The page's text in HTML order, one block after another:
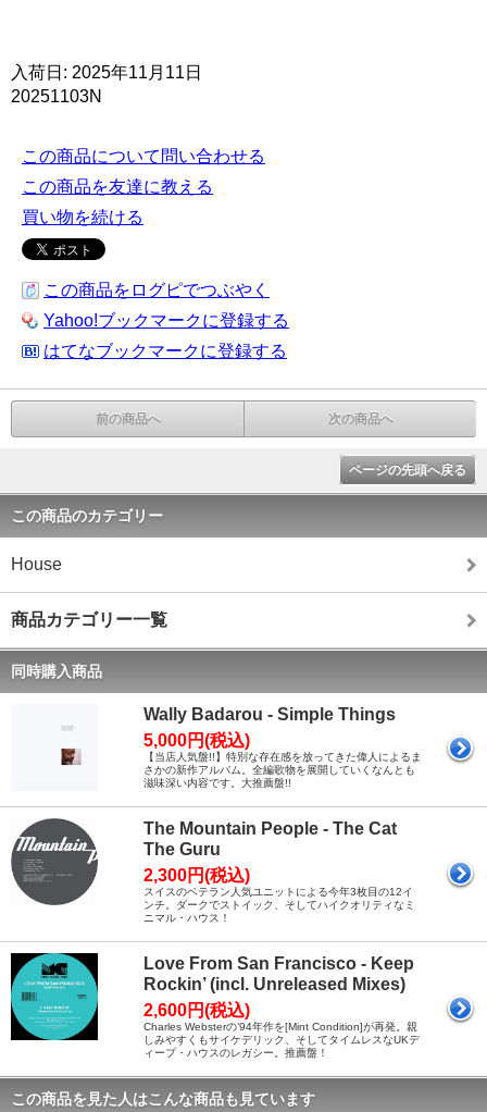
入荷日: 2025年11月11日
20251103N
この商品について問い合わせる
この商品を友達に教える
買い物を続ける
この商品をログピでつぶやく
Yahoo!ブックマークに登録する
はてなブックマークに登録する
前の商品へ 次の商品へ
ページの先頭へ戻る
この商品のカテゴリー
House
商品カテゴリー一覧
同時購入商品
Wally Badarou - Simple Things
5,000円(税込)
【当店人気盤!!】特別な存在感を放ってきた偉人によるま
さかの新作アルバム。全編歌物を展開していくなんとも
滋味深い内容です。大推薦盤!!
The Mountain People - The Cat
The Guru
2,300円(税込)
スイスのベテラン人気ユニットによる今年3枚目の12イ
ンチ。ダークでストイック、そしてハイクオリティなミ
ニマル・ハウス！
Love From San Francisco - Keep
Rockin’ (incl. Unreleased Mixes)
2,600円(税込)
Charles Websterの’94年作を[Mint Condition]が再発。親
しみやすくもサイケデリック、そしてタイムレスなUKデ
ィープ・ハウスのレガシー。推薦盤！
この商品を見た人はこんな商品も見ています